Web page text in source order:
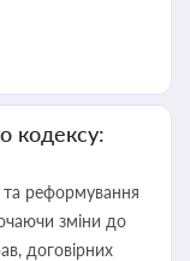
кодексу:
реформування
зміни до
договірних